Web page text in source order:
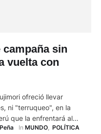
sin
vuelta con
ofreció llevar
ni "terruqueo", en la
que la enfrentará al
Castillo en junio
In MUNDO, POLÍTICA